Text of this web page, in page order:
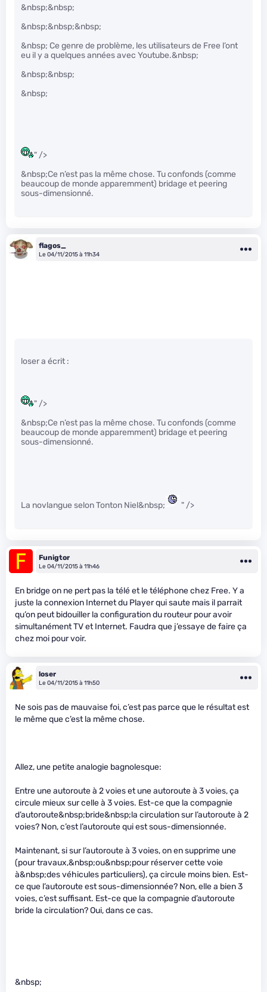
&nbsp;&nbsp;
&nbsp;&nbsp;&nbsp;
&nbsp; Ce genre de problème, les utilisateurs de Free l’ont
eu il y a quelques années avec Youtube.&nbsp;
&nbsp;&nbsp;
&nbsp;
" />
&nbsp;Ce n’est pas la même chose. Tu confonds (comme
beaucoup de monde apparemment) bridage et peering
sous-dimensionné.
flagos_
Le 04/11/2015 à 11h34
loser a écrit :
" />
&nbsp;Ce n’est pas la même chose. Tu confonds (comme
beaucoup de monde apparemment) bridage et peering
sous-dimensionné.
La novlangue selon Tonton Niel&nbsp; " />
Funigtor
Le 04/11/2015 à 11h46
En bridge on ne pert pas la télé et le téléphone chez Free. Y a
juste la connexion Internet du Player qui saute mais il parrait
qu’on peut bidouiller la configuration du routeur pour avoir
simultanément TV et Internet. Faudra que j’essaye de faire ça
chez moi pour voir.
loser
Le 04/11/2015 à 11h50
Ne sois pas de mauvaise foi, c’est pas parce que le résultat est
le même que c’est la même chose.
Allez, une petite analogie bagnolesque:
Entre une autoroute à 2 voies et une autoroute à 3 voies, ça
circule mieux sur celle à 3 voies. Est-ce que la compagnie
d’autoroute&nbsp;bride&nbsp;la circulation sur l’autoroute à 2
voies? Non, c’est l’autoroute qui est sous-dimensionnée.
Maintenant, si sur l’autoroute à 3 voies, on en supprime une
(pour travaux,&nbsp;ou&nbsp;pour réserver cette voie
à&nbsp;des véhicules particuliers), ça circule moins bien. Est-
ce que l’autoroute est sous-dimensionnée? Non, elle a bien 3
voies, c’est suffisant. Est-ce que la compagnie d’autoroute
bride la circulation? Oui, dans ce cas.
&nbsp;